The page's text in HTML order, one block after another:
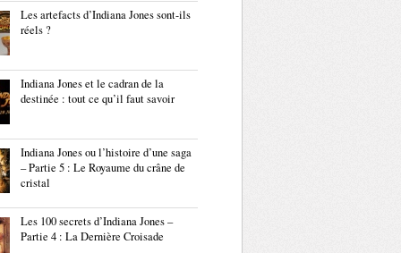
Les artefacts d’Indiana Jones sont-ils
réels ?
Indiana Jones et le cadran de la
destinée : tout ce qu’il faut savoir
Indiana Jones ou l’histoire d’une saga
– Partie 5 : Le Royaume du crâne de
cristal
Les 100 secrets d’Indiana Jones –
Partie 4 : La Dernière Croisade